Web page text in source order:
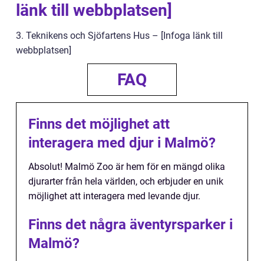
länk till webbplatsen]
3. Teknikens och Sjöfartens Hus – [Infoga länk till
webbplatsen]
FAQ
Finns det möjlighet att
interagera med djur i Malmö?
Absolut! Malmö Zoo är hem för en mängd olika
djurarter från hela världen, och erbjuder en unik
möjlighet att interagera med levande djur.
Finns det några äventyrsparker i
Malmö?